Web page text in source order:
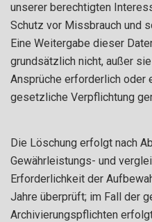
unserer berechtigten
Schutz vor Missbrauch und
Eine Weitergabe dieser
grundsätzlich nicht, außer
Ansprüche erforderlich oder
gesetzliche Verpflichtung
Die Löschung erfolgt nach
Gewährleistungs- und
Erforderlichkeit der
Jahre überprüft; im Fall der
Archivierungspflichten